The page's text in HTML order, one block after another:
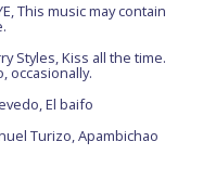
This music may contain
Styles, Kiss all the time.
occasionally.
El baifo
Turizo, Apambichao